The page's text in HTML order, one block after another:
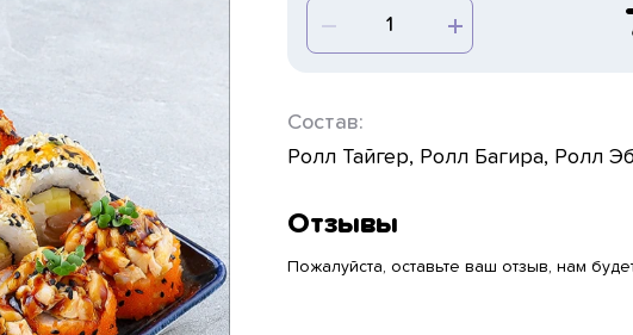
Состав:
Ролл Тайгер, Ролл Багира, Ролл
Отзывы
Пожалуйста, оставьте ваш отзыв, нам